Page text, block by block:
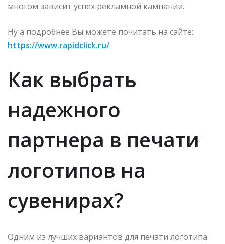
многом зависит успех рекламной кампании.
Ну а подробнее Вы можете почитать на сайте:
https://www.rapidclick.ru/
Как выбрать
надежного
партнера в печати
логотипов на
сувенирах?
Одним из лучших вариантов для печати логотипа